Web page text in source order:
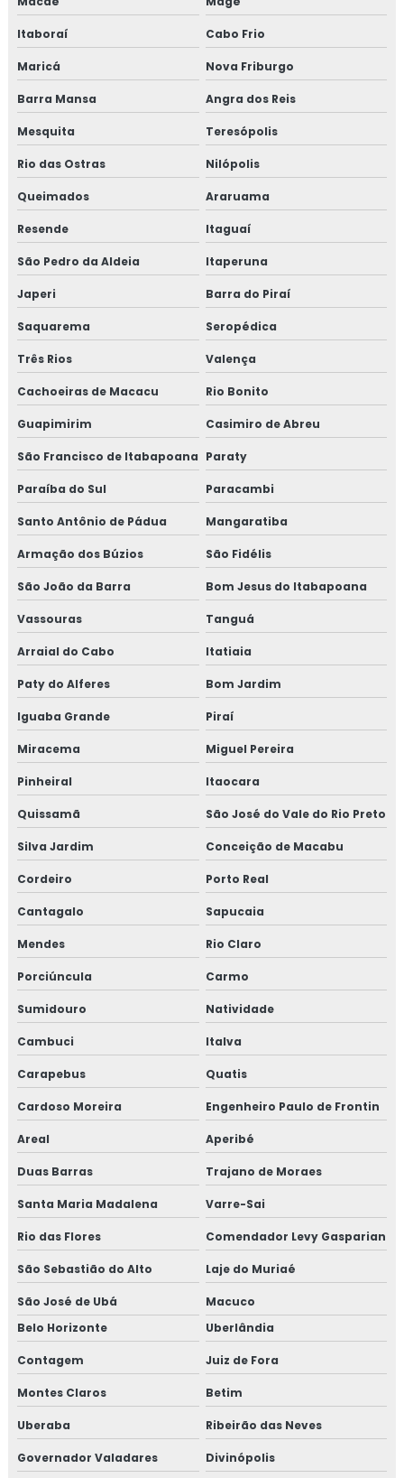
Consultoria em HACCP
Consultoria em HACCP de acordo com os requisitos do
GMP
Consultoria em HACCP APPCC
Consultoria em HACCP codex alimentarius
Consultoria em homologação de fornecedor
Consultoria em homologação de fornecedores e
transportadoras
Consultoria em ifs food
Consultoria em implantação de programa 5s
Consultoria em implementação gfsi
Consultoria em iso 14001
Consultoria em iso 17025
Consultoria em iso 9001
Consultoria em legislação de alimentos
Consultoria em manipulação de alimentos
Consultoria em manutenção sgq para recertificação
Consultoria em mapeamento de processos e gestão de
riscos
Consultoria em microbiologia de alimentos com base em
salmonella
Consultoria em migração da norma GMP+ 2020
Consultoria em migração para versão 6.0 da norma FSSC
22000
Consultoria em norma brc
Consultoria na norma FSSC 22000
Consultoria em plano gerenciamento de resíduos sólidos
Consultoria em política da qualidade
Consultoria em processos e elaboração de relatório de
auditoria
Consultoria em programa 5s
Consultoria em rastreabilidade e recall
Consultoria em reciclagem auditores internos iso9001
Consultoria em reciclagem equipe HACCP
Consultoria em reciclagem sobre segurança dos
alimentos
Consultoria em registro na anvisa
Consultoria em registro de produtos na anvisa
Consultoria em resolução de não conformidades da
auditoria
Itaboraí Cabo Frio
Maricá Nova Friburgo
Barra Mansa Angra dos Reis
Mesquita Teresópolis
Rio das Ostras Nilópolis
Queimados Araruama
Resende Itaguaí
São Pedro da Aldeia Itaperuna
Japeri Barra do Piraí
Saquarema Seropédica
Três Rios Valença
Cachoeiras de Macacu Rio Bonito
Guapimirim Casimiro de Abreu
São Francisco de Itabapoana Paraty
Paraíba do Sul Paracambi
Santo Antônio de Pádua Mangaratiba
Armação dos Búzios São Fidélis
São João da Barra Bom Jesus do Itabapoana
Vassouras Tanguá
Arraial do Cabo Itatiaia
Paty do Alferes Bom Jardim
Iguaba Grande Piraí
Miracema Miguel Pereira
Pinheiral Itaocara
Quissamã São José do Vale do Rio Preto
Silva Jardim Conceição de Macabu
Cordeiro Porto Real
Cantagalo Sapucaia
Mendes Rio Claro
Porciúncula Carmo
Sumidouro Natividade
Cambuci Italva
Carapebus Quatis
Cardoso Moreira Engenheiro Paulo de Frontin
Areal Aperibé
Duas Barras Trajano de Moraes
Santa Maria Madalena Varre-Sai
Rio das Flores Comendador Levy Gasparian
São Sebastião do Alto Laje do Muriaé
São José de Ubá
Macuco
Belo Horizonte
Uberlândia
Contagem Juiz de Fora
Montes Claros Betim
Uberaba Ribeirão das Neves
Governador Valadares Divinópolis